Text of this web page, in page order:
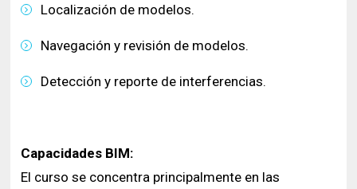
Localización de modelos.
Navegación y revisión de modelos.
Detección y reporte de interferencias.
Capacidades BIM:
El curso se concentra principalmente en las